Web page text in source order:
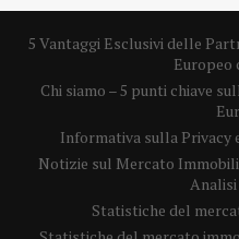
5 Vantaggi Esclusivi delle
Europeo
Chi siamo – 5 punti chiave
Informativa sulla Privacy
Notizie sul Mercato
Analisi
Statistiche del